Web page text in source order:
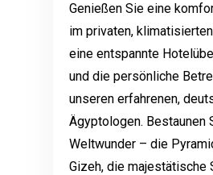
Genießen Sie eine
im privaten,
eine entspannte
und die persönliche
unseren erfahrenen,
Ägyptologen. Bestaunen
Weltwunder – die
Gizeh, die majestätische